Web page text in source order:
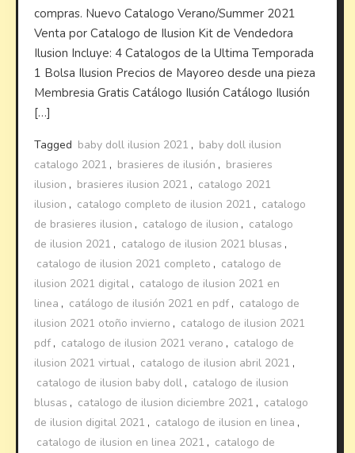
compras. Nuevo Catalogo Verano/Summer 2021
Venta por Catalogo de Ilusion Kit de Vendedora
Ilusion Incluye: 4 Catalogos de la Ultima Temporada
1 Bolsa Ilusion Precios de Mayoreo desde una pieza
Membresia Gratis Catálogo Ilusión Catálogo Ilusión
[…]
Tagged baby doll ilusion 2021 , baby doll ilusion
catalogo 2021 , brasieres de ilusión , brasieres
ilusion , brasieres ilusion 2021 , catalogo 2021
ilusion , catalogo completo de ilusion 2021 , catalogo
de brasieres ilusion , catalogo de ilusion , catalogo
de ilusion 2021 , catalogo de ilusion 2021 blusas ,
catalogo de ilusion 2021 completo , catalogo de
ilusion 2021 digital , catalogo de ilusion 2021 en
linea , catálogo de ilusión 2021 en pdf , catalogo de
ilusion 2021 otoño invierno , catalogo de ilusion 2021
pdf , catalogo de ilusion 2021 verano , catalogo de
ilusion 2021 virtual , catalogo de ilusion abril 2021 ,
catalogo de ilusion baby doll , catalogo de ilusion
blusas , catalogo de ilusion diciembre 2021 , catalogo
de ilusion digital 2021 , catalogo de ilusion en linea ,
catalogo de ilusion en linea 2021 , catalogo de